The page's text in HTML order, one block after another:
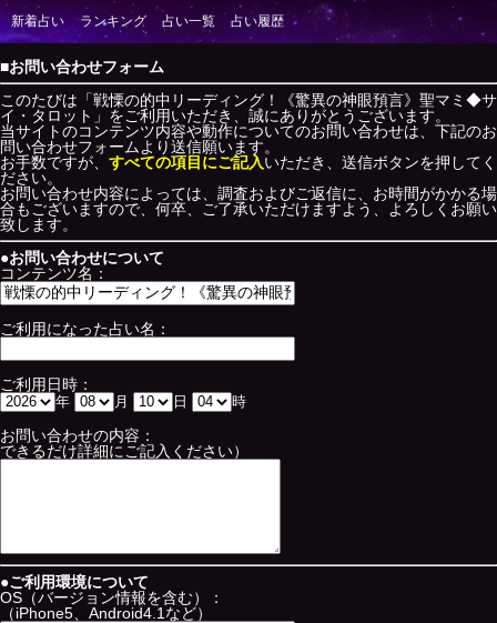
■お問い合わせフォーム
このたびは「戦慄の的中リーディング！《驚異の神眼預言》聖マミ◆サ
イ・タロット」をご利用いただき、誠にありがとうございます。
当サイトのコンテンツ内容や動作についてのお問い合わせは、下記のお
問い合わせフォームより送信願います。
お手数ですが、 すべての項目にご記入いただき、送信ボタンを押してく
ださい。
お問い合わせ内容によっては、調査およびご返信に、お時間がかかる場
合もございますので、何卒、ご了承いただけますよう、よろしくお願い
致します。
●お問い合わせについて
コンテンツ名：
ご利用になった占い名：
ご利用日時：
年 月 日 時
お問い合わせの内容：
できるだけ詳細にご記入ください）
●ご利用環境について
OS（バージョン情報を含む）：
（iPhone5、Android4.1など）